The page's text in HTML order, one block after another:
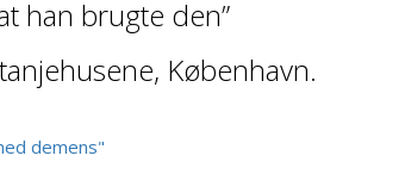
han brugte den”
København.
demens"